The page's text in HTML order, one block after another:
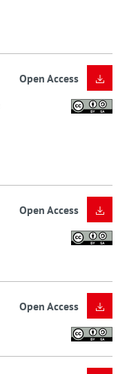
Open Access
Open Access
Open Access